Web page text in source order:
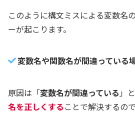
このように構文ミスによる変数名
ーが起こります。
変数名や関数名が間違っている
原因は「変数名が間違っている 」
名を正しくする ことで解決するの